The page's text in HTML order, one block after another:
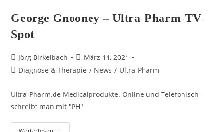
George Gnooney – Ultra-Pharm-TV-
Spot
Jörg Birkelbach
März 11, 2021
Diagnose & Therapie / News / Ultra-Pharm
Ultra-Pharm.de Medicalprodukte. Online und Telefonisch -
schreibt man mit "PH"
Weiterlesen